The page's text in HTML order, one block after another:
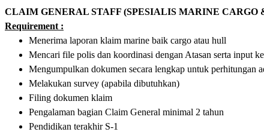
CLAIM GENERAL STAFF (SPESIALIS MARINE CARGO
Requirement :
Menerima laporan klaim marine baik cargo atau hull
Mencari file polis dan koordinasi dengan Atasan serta input
Mengumpulkan dokumen secara lengkap untuk perhitungan
Melakukan survey (apabila dibutuhkan)
Filing dokumen klaim
Pengalaman bagian Claim General minimal 2 tahun
Pendidikan terakhir S-1